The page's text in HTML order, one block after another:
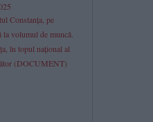
Constanța, pe
volumul de muncă.
în topul național al
(DOCUMENT)